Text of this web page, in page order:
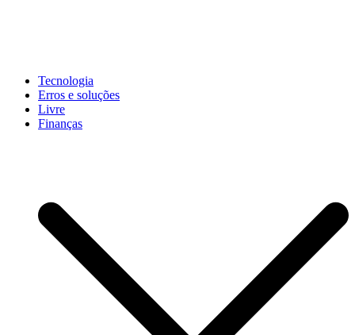
John-Henrique
Distribuindo conteúdo útil
Tecnologia
Erros e soluções
Livre
Finanças